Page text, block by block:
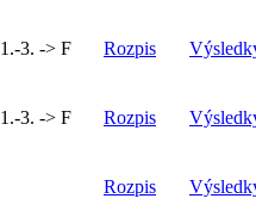
1.-3. -> F Rozpis
1.-3. -> F Rozpis
Rozpis